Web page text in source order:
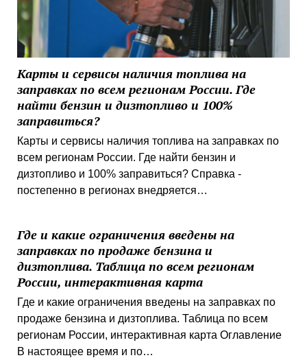
Карты и сервисы наличия топлива на
заправках по всем регионам России. Где
найти бензин и дизтопливо и 100%
заправиться?
Карты и сервисы наличия топлива на заправках по
всем регионам России. Где найти бензин и
дизтопливо и 100% заправиться? Справка -
постепенно в регионах внедряется…
Где и какие ограничения введены на
заправках по продаже бензина и
дизтоплива. Таблица по всем регионам
России, интерактивная карта
Где и какие ограничения введены на заправках по
продаже бензина и дизтоплива. Таблица по всем
регионам России, интерактивная карта Оглавление
В настоящее время и по…